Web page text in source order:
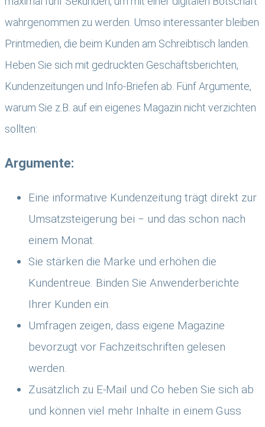
wahrgenommen zu werden. Umso interessanter bleiben
Printmedien, die beim Kunden am Schreibtisch landen.
Heben Sie sich mit gedruckten Geschäftsberichten,
Kundenzeitungen und Info-Briefen ab. Fünf Argumente,
warum Sie z.B. auf ein eigenes Magazin nicht verzichten
sollten:
Argumente:
Eine informative Kundenzeitung trägt direkt zur
Umsatzsteigerung bei ‒ und das schon nach
einem Monat.
Sie stärken die Marke und erhöhen die
Kundentreue. Binden Sie Anwenderberichte
Ihrer Kunden ein.
Umfragen zeigen, dass eigene Magazine
bevorzugt vor Fachzeitschriften gelesen
werden.
Zusätzlich zu E-Mail und Co heben Sie sich ab
und können viel mehr Inhalte in einem Guss